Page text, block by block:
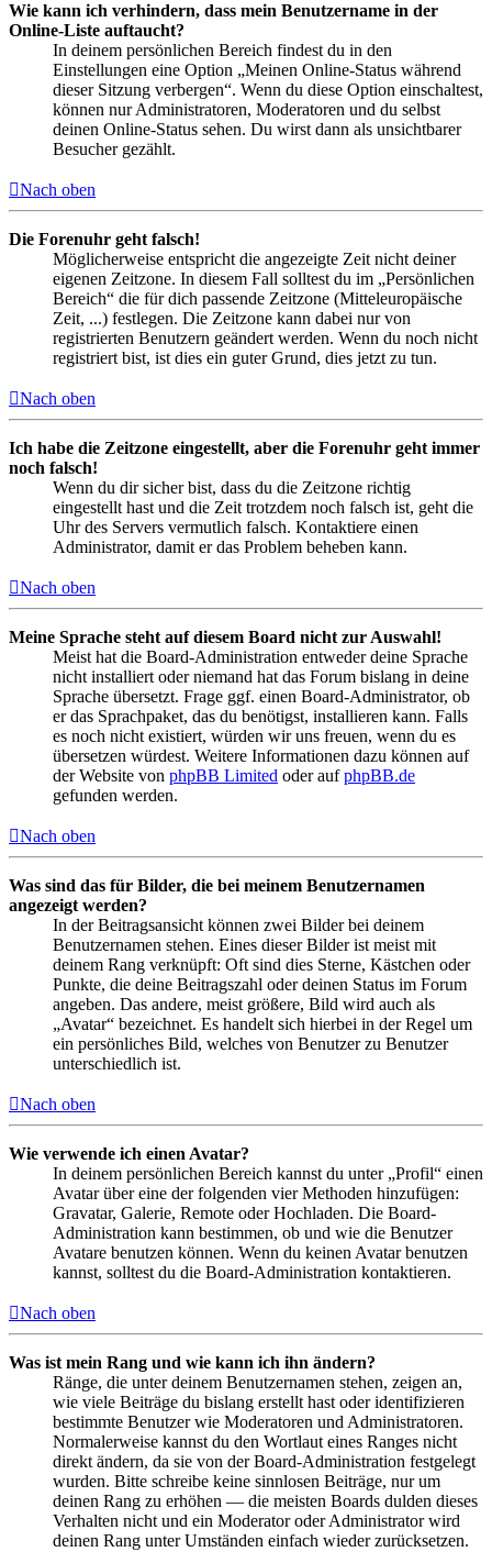
Wie kann ich verhindern, dass mein Benutzername in der
Online-Liste auftaucht?
In deinem persönlichen Bereich findest du in den
Einstellungen eine Option „Meinen Online-Status während
dieser Sitzung verbergen“. Wenn du diese Option einschaltest,
können nur Administratoren, Moderatoren und du selbst
deinen Online-Status sehen. Du wirst dann als unsichtbarer
Besucher gezählt.
Nach oben
Die Forenuhr geht falsch!
Möglicherweise entspricht die angezeigte Zeit nicht deiner
eigenen Zeitzone. In diesem Fall solltest du im „Persönlichen
Bereich“ die für dich passende Zeitzone (Mitteleuropäische
Zeit, ...) festlegen. Die Zeitzone kann dabei nur von
registrierten Benutzern geändert werden. Wenn du noch nicht
registriert bist, ist dies ein guter Grund, dies jetzt zu tun.
Nach oben
Ich habe die Zeitzone eingestellt, aber die Forenuhr geht immer
noch falsch!
Wenn du dir sicher bist, dass du die Zeitzone richtig
eingestellt hast und die Zeit trotzdem noch falsch ist, geht die
Uhr des Servers vermutlich falsch. Kontaktiere einen
Administrator, damit er das Problem beheben kann.
Nach oben
Meine Sprache steht auf diesem Board nicht zur Auswahl!
Meist hat die Board-Administration entweder deine Sprache
nicht installiert oder niemand hat das Forum bislang in deine
Sprache übersetzt. Frage ggf. einen Board-Administrator, ob
er das Sprachpaket, das du benötigst, installieren kann. Falls
es noch nicht existiert, würden wir uns freuen, wenn du es
übersetzen würdest. Weitere Informationen dazu können auf
der Website von phpBB Limited oder aufphpBB.de
gefunden werden.
Nach oben
Was sind das für Bilder, die bei meinem Benutzernamen
angezeigt werden?
In der Beitragsansicht können zwei Bilder bei deinem
Benutzernamen stehen. Eines dieser Bilder ist meist mit
deinem Rang verknüpft: Oft sind dies Sterne, Kästchen oder
Punkte, die deine Beitragszahl oder deinen Status im Forum
angeben. Das andere, meist größere, Bild wird auch als
„Avatar“ bezeichnet. Es handelt sich hierbei in der Regel um
ein persönliches Bild, welches von Benutzer zu Benutzer
unterschiedlich ist.
Nach oben
Wie verwende ich einen Avatar?
In deinem persönlichen Bereich kannst du unter „Profil“ einen
Avatar über eine der folgenden vier Methoden hinzufügen:
Gravatar, Galerie, Remote oder Hochladen. Die Board-
Administration kann bestimmen, ob und wie die Benutzer
Avatare benutzen können. Wenn du keinen Avatar benutzen
kannst, solltest du die Board-Administration kontaktieren.
Nach oben
Was ist mein Rang und wie kann ich ihn ändern?
Ränge, die unter deinem Benutzernamen stehen, zeigen an,
wie viele Beiträge du bislang erstellt hast oder identifizieren
bestimmte Benutzer wie Moderatoren und Administratoren.
Normalerweise kannst du den Wortlaut eines Ranges nicht
direkt ändern, da sie von der Board-Administration festgelegt
wurden. Bitte schreibe keine sinnlosen Beiträge, nur um
deinen Rang zu erhöhen — die meisten Boards dulden dieses
Verhalten nicht und ein Moderator oder Administrator wird
deinen Rang unter Umständen einfach wieder zurücksetzen.